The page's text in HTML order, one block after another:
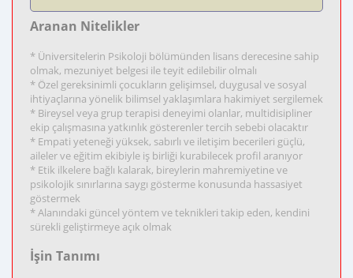
Aranan Nitelikler
* Üniversitelerin Psikoloji bölümünden lisans derecesine sahip
olmak, mezuniyet belgesi ile teyit edilebilir olmalı
* Özel gereksinimli çocukların gelişimsel, duygusal ve sosyal
ihtiyaçlarına yönelik bilimsel yaklaşımlara hakimiyet sergilemek
* Bireysel veya grup terapisi deneyimi olanlar, multidisipliner
ekip çalışmasına yatkınlık gösterenler tercih sebebi olacaktır
* Empati yeteneği yüksek, sabırlı ve iletişim becerileri güçlü,
aileler ve eğitim ekibiyle iş birliği kurabilecek profil aranıyor
* Etik ilkelere bağlı kalarak, bireylerin mahremiyetine ve
psikolojik sınırlarına saygı gösterme konusunda hassasiyet
göstermek
* Alanındaki güncel yöntem ve teknikleri takip eden, kendini
sürekli geliştirmeye açık olmak
İşin Tanımı